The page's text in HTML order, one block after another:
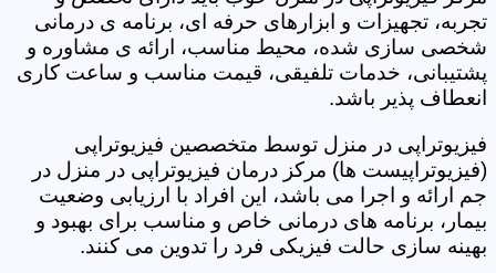
تجربه، تجهیزات و ابزارهای حرفه ای، برنامه ی درمانی
شخصی سازی شده، محیط مناسب، ارائه ی مشاوره و
پشتیبانی، خدمات تلفیقی، قیمت مناسب و ساعت کاری
انعطاف پذیر باشد.
فیزیوتراپی در منزل توسط متخصصین فیزیوتراپی
(فیزیوتراپیست ها) مرکز درمان فیزیوتراپی در منزل در
جم ارائه و اجرا می باشد، این افراد با ارزیابی وضعیت
بیمار، برنامه های درمانی خاص و مناسب برای بهبود و
بهینه سازی حالت فیزیکی فرد را تدوین می کنند.